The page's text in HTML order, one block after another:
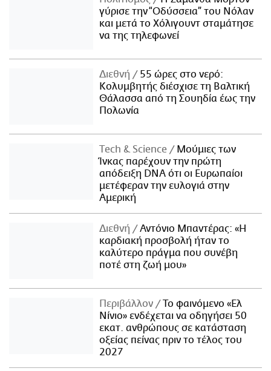
γύρισε την “Οδύσσεια” του Νόλαν
και μετά το Χόλιγουντ σταμάτησε
να της τηλεφωνεί
Διεθνή
55 ώρες στο νερό:
Κολυμβητής διέσχισε τη Βαλτική
Θάλασσα από τη Σουηδία έως την
Πολωνία
Τech & Science
Μούμιες των
Ίνκας παρέχουν την πρώτη
απόδειξη DNA ότι οι Ευρωπαίοι
μετέφεραν την ευλογιά στην
Αμερική
Διεθνή
Αντόνιο Μπαντέρας: «Η
καρδιακή προσβολή ήταν το
καλύτερο πράγμα που συνέβη
ποτέ στη ζωή μου»
Περιβάλλον
Το φαινόμενο «Ελ
Νίνιο» ενδέχεται να οδηγήσει 50
εκατ. ανθρώπους σε κατάσταση
οξείας πείνας πριν το τέλος του
2027